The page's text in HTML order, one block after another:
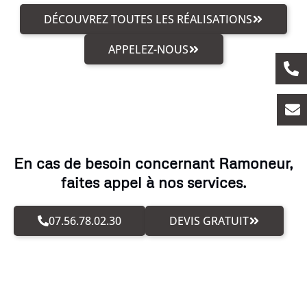
DÉCOUVREZ TOUTES LES RÉALISATIONS
APPELEZ-NOUS
En cas de besoin concernant Ramoneur,
faites appel à nos services.
07.56.78.02.30 DEVIS GRATUIT